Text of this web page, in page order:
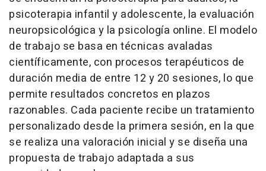
psicoterapia infantil y adolescente, la evaluación
neuropsicológica y la psicología online. El modelo
de trabajo se basa en técnicas avaladas
científicamente, con procesos terapéuticos de
duración media de entre 12 y 20 sesiones, lo que
permite resultados concretos en plazos
razonables. Cada paciente recibe un tratamiento
personalizado desde la primera sesión, en la que
se realiza una valoración inicial y se diseña una
propuesta de trabajo adaptada a sus